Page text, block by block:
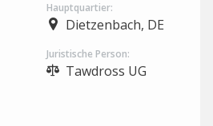
Hauptquartier:
Dietzenbach, DE
Juristische Person:
Tawdross UG